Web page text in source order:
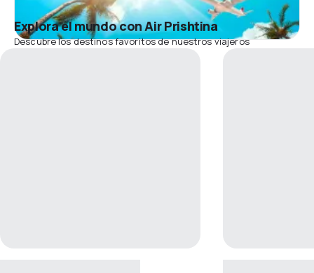
Explora el mundo con Air Prishtina
Descubre los destinos favoritos de nuestros viajeros